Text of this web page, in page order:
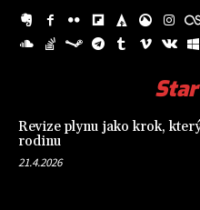
Revize plynu jako krok,
rodinu
21.4.2026